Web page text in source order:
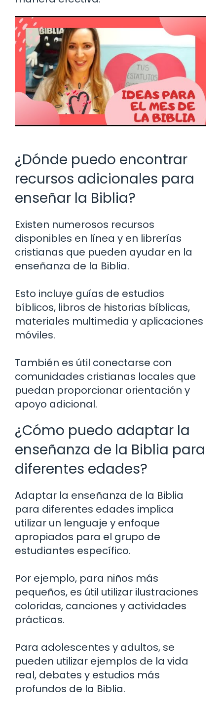
¿Dónde puedo encontrar
recursos adicionales para
enseñar la Biblia?
Existen numerosos recursos
disponibles en línea y en librerías
cristianas que pueden ayudar en la
enseñanza de la Biblia.
Esto incluye guías de estudios
bíblicos, libros de historias bíblicas,
materiales multimedia y aplicaciones
móviles.
También es útil conectarse con
comunidades cristianas locales que
puedan proporcionar orientación y
apoyo adicional.
¿Cómo puedo adaptar la
enseñanza de la Biblia para
diferentes edades?
Adaptar la enseñanza de la Biblia
para diferentes edades implica
utilizar un lenguaje y enfoque
apropiados para el grupo de
estudiantes específico.
Por ejemplo, para niños más
pequeños, es útil utilizar ilustraciones
coloridas, canciones y actividades
prácticas.
Para adolescentes y adultos, se
pueden utilizar ejemplos de la vida
real, debates y estudios más
profundos de la Biblia.